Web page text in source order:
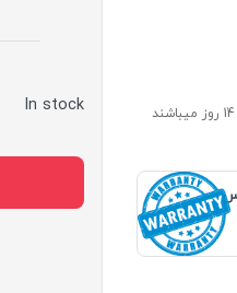
محصولاتی که در حالت پیش خرید هستند دارای مدت ساخت 7 الی 14 روز میباشند
In stock